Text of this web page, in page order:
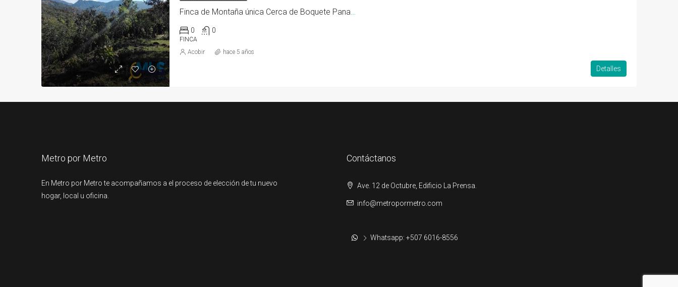
0 0
FINCA
Detalles
Acobir hace 5 años
Metro por Metro
En Metro por Metro te acompañamos a el proceso de elección de tu nuevo
hogar, local u oficina.
Contáctanos
Ave. 12 de Octubre, Edificio La Prensa.
info@metropormetro.com
Whatsapp: +507 6016-8556